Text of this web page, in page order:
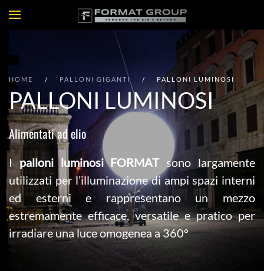
HOME PALLONI GIGANTI PALLONI LUMINOSI
PALLONI LUMINOSI
Alimentati ad elio
Ipalloni luminosi FORMATsono largamente
utilizzati per l’illuminazione di ampi spazi interni
ed esterni e rappresentano un mezzo
estremamente efficace, versatile e pratico per
irradiare una luce omogenea a 360°